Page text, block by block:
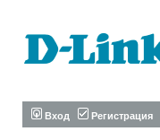
Вход Регистрация